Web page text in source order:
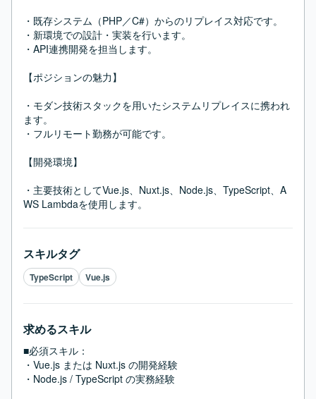
・既存システム（PHP／C#）からのリプレイス対応です。
・新環境での設計・実装を行います。
・API連携開発を担当します。
【ポジションの魅力】
・モダン技術スタックを用いたシステムリプレイスに携われ
ます。
・フルリモート勤務が可能です。
【開発環境】
・主要技術としてVue.js、Nuxt.js、Node.js、TypeScript、A
WS Lambdaを使用します。
スキルタグ
TypeScript Vue.js
求めるスキル
■必須スキル：
・Vue.js または Nuxt.js の開発経験
・Node.js / TypeScript の実務経験